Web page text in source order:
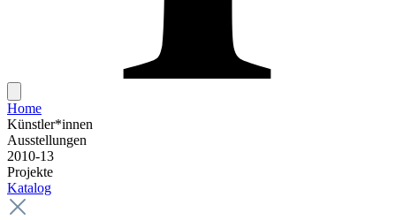
Home
Künstler*innen
Ausstellungen
2010-13
Projekte
Katalog